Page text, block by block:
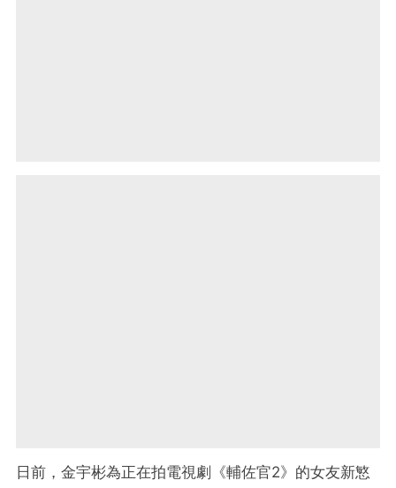
日前，金宇彬為正在拍電視劇《輔佐官2》的女友新慜